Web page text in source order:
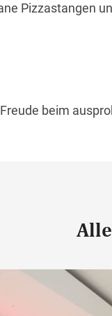
Pizzastangen
beim